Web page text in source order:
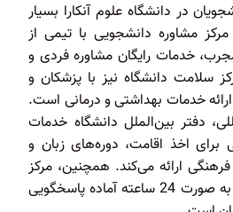
در دانشگاه علوم آنکارا بسیار
مشاوره دانشجویی با تیمی از
خدمات رایگان مشاوره فردی و
سلامت دانشگاه نیز با پزشکان و
خدمات بهداشتی و درمانی است.
دفتر بین‌الملل دانشگاه خدمات
برای اخذ اقامت، دوره‌های زبان و
ارائه می‌کند. همچنین، مرکز
فناوری اطلاعات دانشگاه به صورت 24 ساعته آماده پاسخگویی